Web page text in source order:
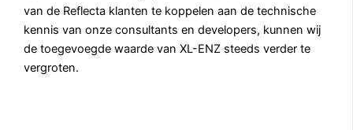
van de Reflecta klanten te koppelen aan de technische
kennis van onze consultants en developers, kunnen wij
de toegevoegde waarde van XL-ENZ steeds verder te
vergroten.